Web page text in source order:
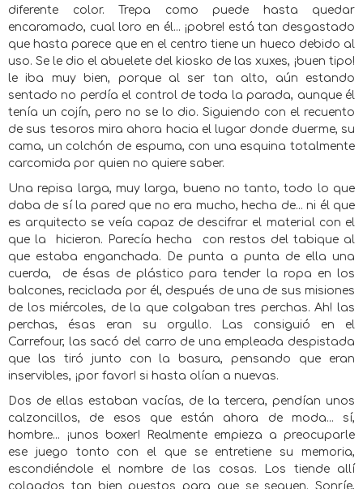
diferente color. Trepa como puede hasta quedar
encaramado, cual loro en él... ¡pobre! está tan desgastado
que hasta parece que en el centro tiene un hueco debido al
uso. Se le dio el abuelete del kiosko de las xuxes, ¡buen tipo!
le iba muy bien, porque al ser tan alto, aún estando
sentado no perdía el control de toda la parada, aunque él
tenía un cojín, pero no se lo dio. Siguiendo con el recuento
de sus tesoros mira ahora hacia el lugar donde duerme, su
cama, un colchón de espuma, con una esquina totalmente
carcomida por quien no quiere saber.
Una repisa larga, muy larga, bueno no tanto, todo lo que
daba de sí la pared que no era mucho, hecha de... ni él que
es arquitecto se veía capaz de descifrar el material con el
que la
hicieron. Parecía hecha
con restos del tabique al
que estaba enganchada. De punta a punta de ella una
cuerda,
de ésas de plástico para tender la ropa en los
balcones, reciclada por él, después de una de sus misiones
de los miércoles, de la que colgaban tres perchas. Ah! las
perchas, ésas eran su orgullo. Las consiguió en el
Carrefour, las sacó del carro de una empleada despistada
que las tiró junto con la basura, pensando que eran
inservibles, ¡por favor! si hasta olían a nuevas.
Dos de ellas estaban vacías, de la tercera, pendían unos
calzoncillos, de esos que están ahora de moda... sí,
hombre... ¡unos boxer! Realmente empieza a preocuparle
ese juego tonto con el que se entretiene su memoria,
escondiéndole el nombre de las cosas. Los tiende allí
colgados tan bien puestos para que se sequen. Sonríe,